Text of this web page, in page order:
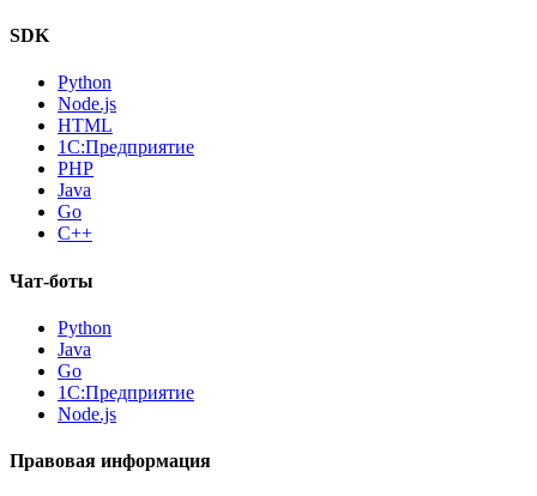
SDK
Python
Node.js
HTML
1С:Предприятие
PHP
Java
Go
C++
Чат-боты
Python
Java
Go
1С:Предприятие
Node.js
Правовая информация